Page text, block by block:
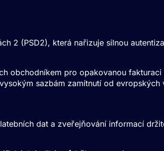
2 (PSD2), která nařizuje silnou
obchodníkem pro opakovanou
sazbám zamítnutí od evropských
dat a zveřejňování informací